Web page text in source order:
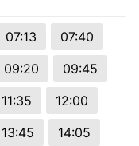
07:13
07:40
09:20
09:45
11:35
12:00
13:45
14:05